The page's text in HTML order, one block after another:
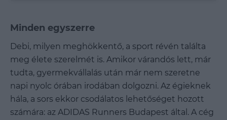
Minden egyszerre
Debi, milyen meghökkentő, a sport révén találta
meg élete szerelmét is. Amikor várandós lett, már
tudta, gyermekvállalás után már nem szeretne
napi nyolc órában irodában dolgozni. Az égieknek
hála, a sors ekkor csodálatos lehetőséget hozott
számára: az ADIDAS Runners Budapest által. A cég